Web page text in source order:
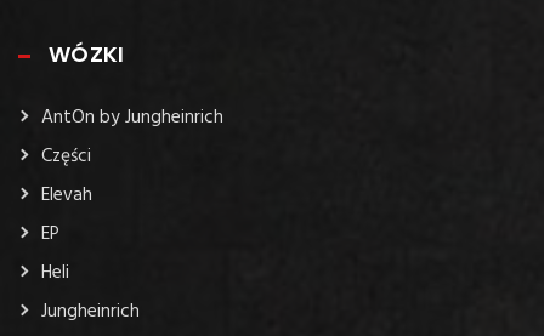
WÓZKI
AntOn by Jungheinrich
Części
Elevah
EP
Heli
Jungheinrich